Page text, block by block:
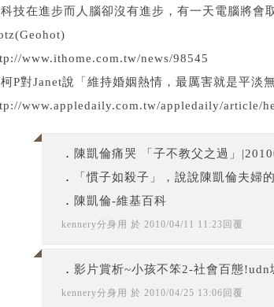
技在進步而人腦卻沒有進步，有一天電腦將會
www.ithome.com.tw/news/98545
P對Janet說「維持婚姻熱情，最厲害就是平淡
www.appledaily.com.tw/appledaily/article/
． 陳凱倫痛哭 「子不教父之過」
．
「慣子如殺子」，說說陳凱倫夫婦
． 陳凱倫-維基百科
kennery分身用 於 2010/04/11 11 :23 回覆
． 影片賞析~小孩不笨2-社會百態!udn
kennery分身用 於 2010/04/25 13:06 回覆